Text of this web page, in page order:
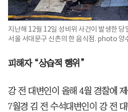
지난해 12월 12일 성비위 사건이 발생한
서울 서대문구 신촌의 한 음식점. photo 양
피해자 “상습적 행위”
강 전 대변인이 올해 4월 경찰에
7월경 김 전 수석대변인이 강 전